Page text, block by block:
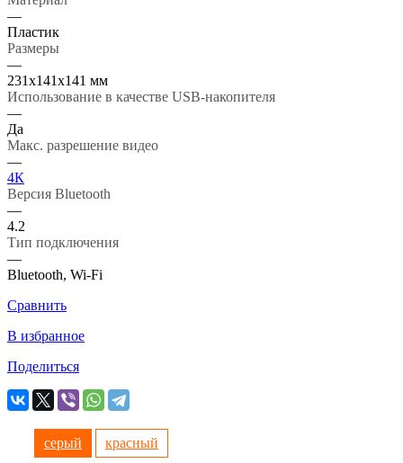
—
Пластик
Размеры
—
231х141х141 мм
Использование в качестве USB-накопителя
—
Да
Макс. разрешение видео
—
4К
Версия Bluetooth
—
4.2
Тип подключения
—
Bluetooth, Wi-Fi
Сравнить
В избранное
Поделиться
серый
красный